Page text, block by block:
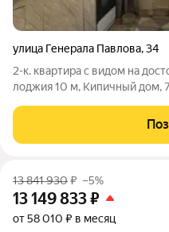
улица Генерала Павлова,34
2-к. квартира с видом на
лоджия 10 м, Кипичный дом,
открывается панорамный
галерею.Экономия на
13 841 930₽ –5%
13 149 833₽
от 58 010 ₽ в месяц